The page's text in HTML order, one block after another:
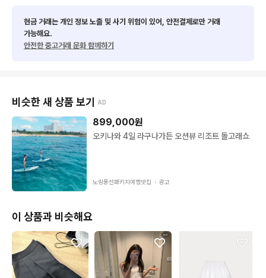
현금 거래는 개인 정보 노출 및 사기 위험이 있어, 안전결제로만 거래
가능해요.
안전한 중고거래 문화 함께하기
비슷한 새 상품 보기 AD
899,000원
오키나와 4일 라구나가든 오션뷰 리조트 돌고래쇼
노랑풍선패키지여행맛집 ・ 광고
이 상품과 비슷해요